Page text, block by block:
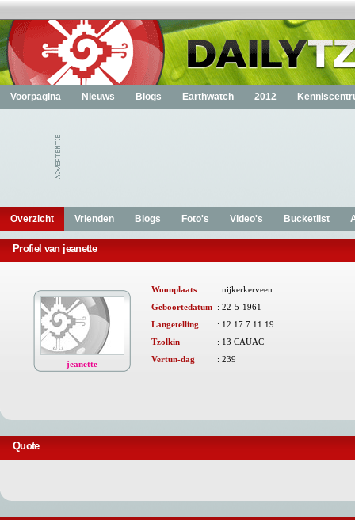
Voorpagina Nieuws Blogs Earthwatch 2012
Overzicht Vrienden Blogs Foto's Video's Bucketlist
Profiel van jeanette
jeanette
Woonplaats
: nijkerkerveen
Geboortedatum : 22-5-1961
Langetelling
: 12.17.7.11.19
Tzolkin
: 13 CAUAC
Vertun-dag
: 239
Quote